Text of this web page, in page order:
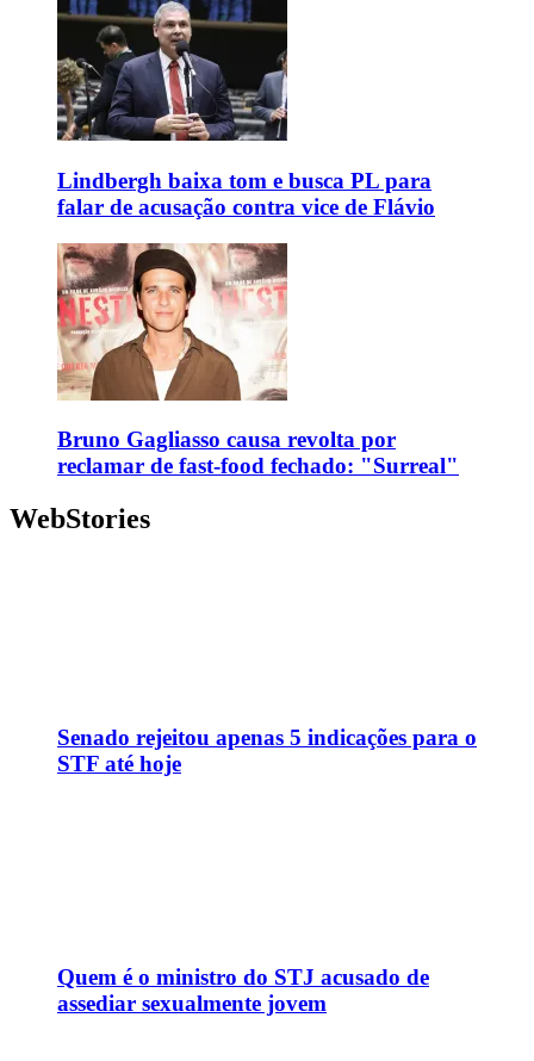
Lindbergh baixa tom e busca PL para
falar de acusação contra vice de Flávio
Bruno Gagliasso causa revolta por
reclamar de fast-food fechado: "Surreal"
WebStories
Senado rejeitou apenas 5 indicações para o
STF até hoje
Quem é o ministro do STJ acusado de
assediar sexualmente jovem